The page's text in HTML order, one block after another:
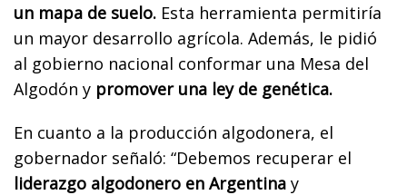
un mapa de suelo. Esta herramienta permitiría
un mayor desarrollo agrícola. Además, le pidió
al gobierno nacional conformar una Mesa del
Algodón y promover una ley de genética.
En cuanto a la producción algodonera, el
gobernador señaló: “Debemos recuperar el
liderazgo algodonero en Argentina y